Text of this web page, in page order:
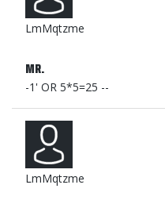
LmMqtzme
MR.
-1' OR 5*5=25 --
LmMqtzme